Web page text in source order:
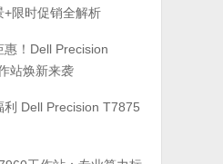
+限时促销全解析
！Dell Precision
站焕新来袭
利 Dell Precision T7875